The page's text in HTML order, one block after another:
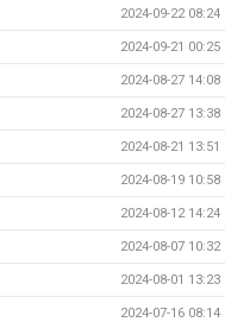
2024-09-22 08:24
2024-09-21 00:25
2024-08-27 14:08
2024-08-27 13:38
2024-08-21 13:51
2024-08-19 10:58
2024-08-12 14:24
2024-08-07 10:32
2024-08-01 13:23
2024-07-16 08:14